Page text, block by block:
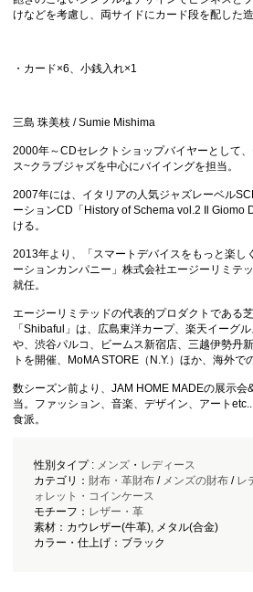
けなどを考慮し、両サイドにカード段を配した造
・カード×6、小銭入れ×1
三島 珠美枝 / Sumie Mishima
2000年～CDセレクトショップバイヤーとして
ス~クラブジャズを中心にバイイングを担当。
2007年には、イタリアの人気ジャズレーベル
ーションCD「History of Schema vol.2 Il Giomo
ける。
2013年より、「スマートデバイスをもっと楽し
ーションカンパニー」株式会社エージーリミテ
就任。
エージーリミテッドの代表的プロダクトである
「Shibaful」は、広島東洋カープ、楽天イーグ
や、渋谷パルコ、ビームス新宿店、三越伊勢丹
トを開催、MoMA STORE（N.Y.）ほか、海外で
数シーズン前より、JAM HOME MADEの展示会
当。ファッション、音楽、デザイン、アート
食派。
性別タイプ : メンズ・ レディース
カテゴリ： 財布・革財布/ メンズの財布/ レ
ォレット・コインケース
モチーフ： レザー・革
素材：カウレザー(牛革), メタル(合金)
カラー・仕上げ：ブラック